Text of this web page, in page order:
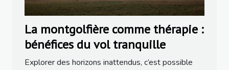
La montgolfière comme thérapie :
bénéfices du vol tranquille
Explorer des horizons inattendus, c’est possible